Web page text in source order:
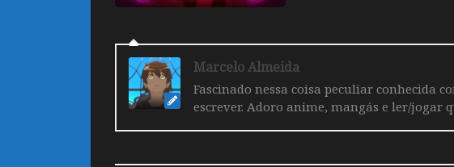
Marcelo Almeida
Fascinado nessa coisa peculiar conhecida
escrever. Adoro anime, mangás e ler/jogar